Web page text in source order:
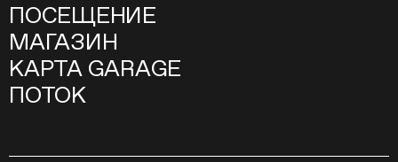
ПОСЕЩЕНИЕ
МАГАЗИН
КАРТА GARAGE
ПОТОК